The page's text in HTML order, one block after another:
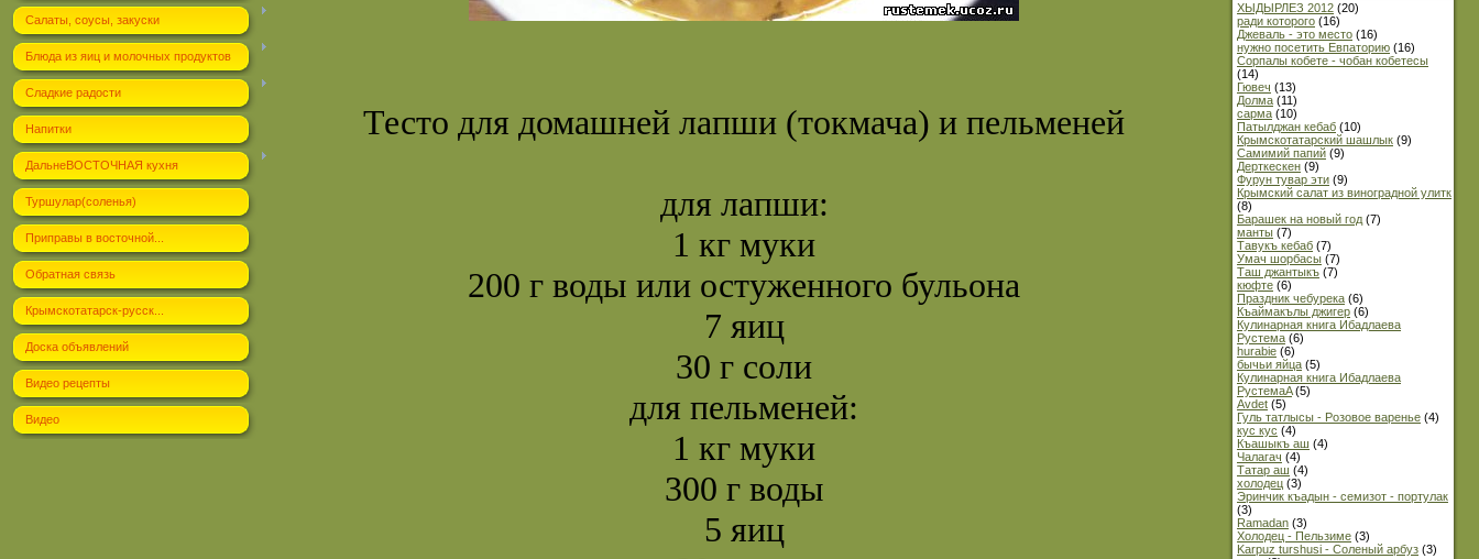
Салаты, соусы, закуски
Блюда из яиц и молочных продуктов
Сладкие радости
Напитки
ДальнеВОСТОЧНАЯ кухня
Туршулар(соленья)
Приправы в восточной...
Обратная связь
Крымскотатарск-русск...
Доска объявлений
Видео рецепты
Видео
Тесто для домашней лапши (токмача) и пельменей
для лапши:
1 кг муки
200 г воды или остуженного бульона
7 яиц
30 г соли
для пельменей:
1 кг муки
300 г воды
5 яиц
ХЫДЫРЛЕЗ 2012 (20)
ради которого (16)
Джеваль - это место (16)
нужно посетить Евпаторию (16)
Сорпалы кобете - чобан кобетесы
(14)
Гювеч (13)
Долма (11)
сарма (10)
Патылджан кебаб (10)
Крымскотатарский шашлык (9)
Самимий папий (9)
Дерткескен (9)
Фурун тувар эти (9)
Крымский салат из виноградной улитк
(8)
Барашек на новый год (7)
манты (7)
Тавукъ кебаб (7)
Умач шорбасы (7)
Таш джантыкъ (7)
кюфте (6)
Праздник чебурека (6)
Къаймакълы джигер (6)
Кулинарная книга Ибадлаева
Рустема (6)
hurabie (6)
бычьи яйца (5)
Кулинарная книга Ибадлаева
РустемаA(5)
Avdet (5)
Гуль татлысы - Розовое варенье (4)
кус кус (4)
Къашыкъ аш (4)
Чалагач (4)
Татар аш (4)
холодец (3)
Эринчик къадын - семизот - портулак
(3)
Ramadan (3)
Холодец - Пельзиме (3)
Karpuz turshusi - Cоленый арбуз (3)